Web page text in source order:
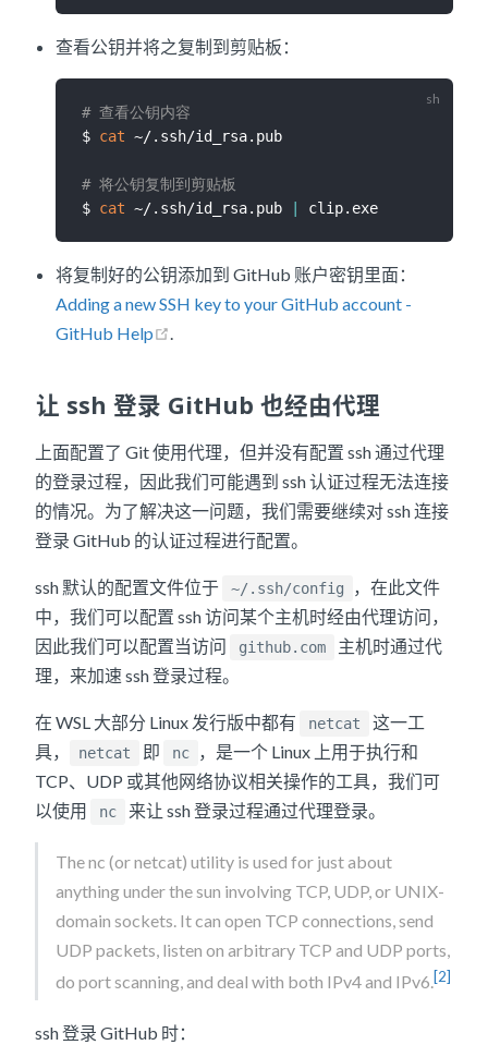
查看公钥并将之复制到剪贴板：
# 查看公钥内容
$ cat ~/.ssh/id_rsa.pub
# 将公钥复制到剪贴板
$ cat ~/.ssh/id_rsa.pub
将复制好的公钥添加到 GitHub 账户密钥里面：
Adding a new SSH key to your GitHub account -
GitHub Help
让 ssh 登录 GitHub 也经由代理
上面配置了 Git 使用代理，但并没有配置 ssh 通过代理
的登录过程，因此我们可能遇到 ssh 认证过程无法连接
的情况。为了解决这一问题，我们需要继续对 ssh 连接
登录 GitHub 的认证过程进行配置。
ssh 默认的配置文件位于 ~/.ssh/config
，在此文件
中，我们可以配置 ssh 访问某个主机时经由代理访问，
因此我们可以配置当访问
github.com
主机时通过代
理，来加速 ssh 登录过程。
在 WSL 大部分 Linux 发行版中都有 netcat
这一工
具，
netcat 即 nc
，是一个 Linux 上用于执行和
TCP、UDP 或其他网络协议相关操作的工具，我们可
以使用
nc 来让 ssh 登录过程通过代理登录。
The nc (or netcat) utility is used for just about
anything under the sun involving TCP, UDP, or UNIX-
domain sockets. It can open TCP connections, send
UDP packets, listen on arbitrary TCP and UDP ports,
do port scanning, and deal with both IPv4 and IPv6.[2]
ssh 登录 GitHub 时：